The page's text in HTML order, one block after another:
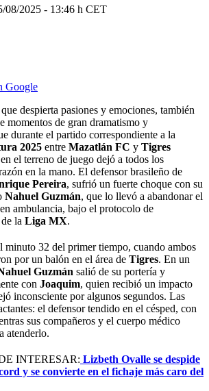
08/2025 - 13:46 h CET
Google
despierta pasiones y emociones, también
momentos de gran dramatismo y
durante el partido correspondiente a la
2025 entre Mazatlán FC y Tigres
el terreno de juego dejó a todos los
en la mano. El defensor brasileño de
Pereira, sufrió un fuerte choque con su
Nahuel Guzmán, que lo llevó a abandonar el
en ambulancia, bajo el protocolo de
de la Liga MX.
minuto 32 del primer tiempo, cuando ambos
por un balón en el área de Tigres. En un
Guzmán salió de su portería y
con Joaquim, quien recibió un impacto
inconsciente por algunos segundos. Las
el defensor tendido en el césped, con
sus compañeros y el cuerpo médico
atenderlo.
INTERESAR: Lizbeth Ovalle se despide
y se convierte en el fichaje más caro del